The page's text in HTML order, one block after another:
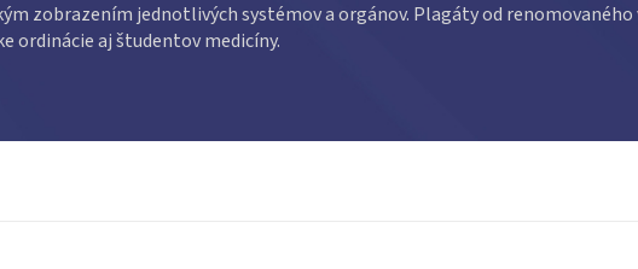
zobrazením jednotlivých systémov a orgánov. Plagáty od renomovaného
ordinácie aj študentov medicíny.